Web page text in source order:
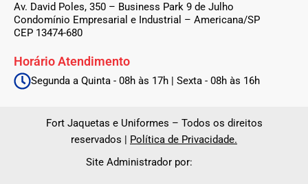
Av. David Poles, 350 – Business Park 9 de Julho
Condomínio Empresarial e Industrial – Americana/SP
CEP 13474-680
Horário Atendimento
Segunda a Quinta - 08h às 17h | Sexta - 08h às 16h
Fort Jaquetas e Uniformes – Todos os direitos
reservados | Política de Privacidade.
Site Administrador por: